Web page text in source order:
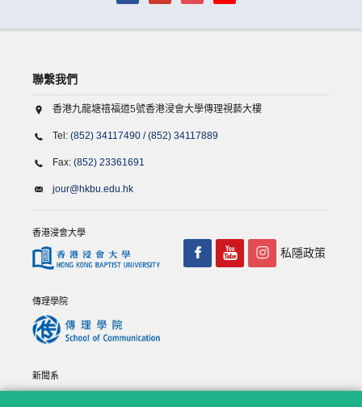
聯繫我們
香港九龍塘禧福道5號香港浸會大學傳理視藝大樓
Tel: (852) 34117490 /(852) 34117889
Fax: (852) 23361691
jour@hkbu.edu.hk
香港浸會大學
傳理學院
新聞系
私隱政策